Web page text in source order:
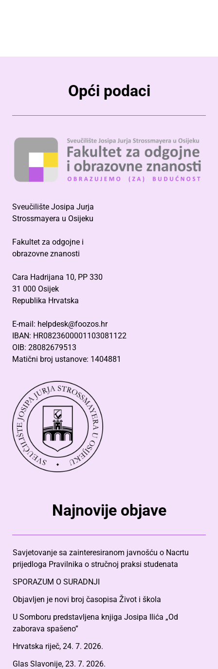
Opći podaci
Sveučilište Josipa Jurja
Strossmayera u Osijeku
Fakultet za odgojne i
obrazovne znanosti
Cara Hadrijana 10, PP 330
31 000 Osijek
Republika Hrvatska
E-mail: helpdesk@foozos.hr
IBAN: HR0823600001103081122
OIB: 28082679513
Matični broj ustanove: 1404881
Najnovije objave
Savjetovanje sa zainteresiranom javnošću o Nacrtu
prijedloga Pravilnika o stručnoj praksi studenata
SPORAZUM O SURADNJI
Objavljen je novi broj časopisa Život i škola
U Somboru predstavljena knjiga Josipa Ilića „Od
zaborava spašeno”
Hrvatska riječ, 24. 7. 2026.
Glas Slavonije, 23. 7. 2026.